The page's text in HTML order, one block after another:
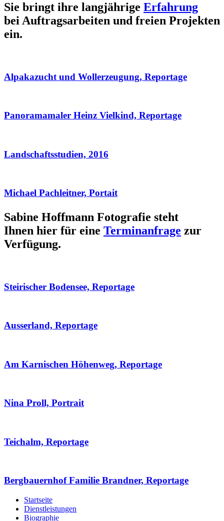
Sie bringt ihre langjährige Erfahrung
bei Auftragsarbeiten und freien Projekten
ein.
Alpakazucht und Wollerzeugung, Reportage
Panoramamaler Heinz Vielkind, Reportage
Landschaftsstudien, 2016
Michael Pachleitner, Portait
Sabine Hoffmann Fotografie steht
Ihnen hier für eine Terminanfrage zur
Verfügung.
Steirischer Bodensee, Reportage
Ausserland, Reportage
Am Karnischen Höhenweg, Reportage
Nina Proll, Portrait
Teichalm, Reportage
Bergbauernhof Familie Brandner, Reportage
Startseite
Dienstleistungen
Biographie